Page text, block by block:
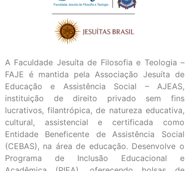
A Faculdade Jesuíta de Filosofia e Teologia –
FAJE é mantida pela Associação Jesuíta de
Educação e Assistência Social – AJEAS,
instituição de direito privado sem fins
lucrativos, filantrópica, de natureza educativa,
cultural, assistencial e certificada como
Entidade Beneficente de Assistência Social
(CEBAS), na área de educação. Desenvolve o
Programa de Inclusão Educacional e